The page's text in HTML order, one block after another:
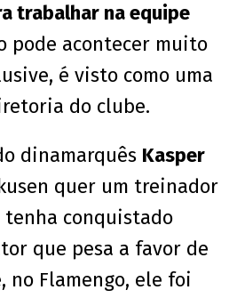
trabalhar na equipe
pode acontecer muito
é visto como uma
do clube.
dinamarquês Kasper
quer um treinador
tenha conquistado
que pesa a favor de
no Flamengo, ele foi